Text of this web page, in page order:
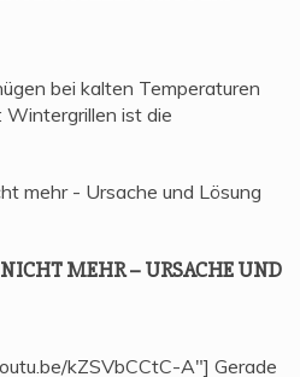
bei kalten Temperaturen
Wintergrillen ist die
MEHR – URSA­CHE UND
kZSVbCCtC-A"] Gerade